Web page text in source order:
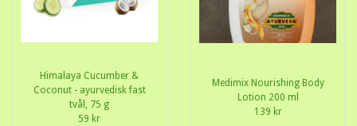
Himalaya Cucumber &
Coconut - ayurvedisk fast
tvål, 75 g
59 kr
Medimix Nourishing Body
Lotion 200 ml
139 kr